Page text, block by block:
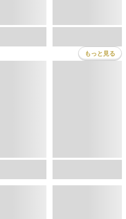
もっと見る